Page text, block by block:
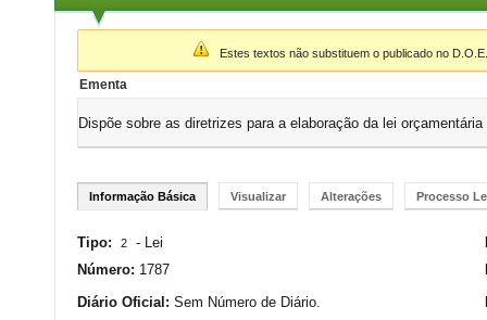
▼
Estes textos não substituem o publicado no
Ementa
Dispõe sobre as diretrizes para a elaboração da lei orçamentária
Informação Básica Visualizar Alterações Processo
Tipo: 2 - Lei
Número: 1787
Diário Oficial: Sem Número de Diário.